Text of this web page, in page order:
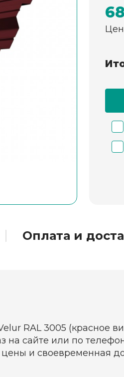
Оплата и
RAL 3005 (красное
на сайте или по
и своевременная